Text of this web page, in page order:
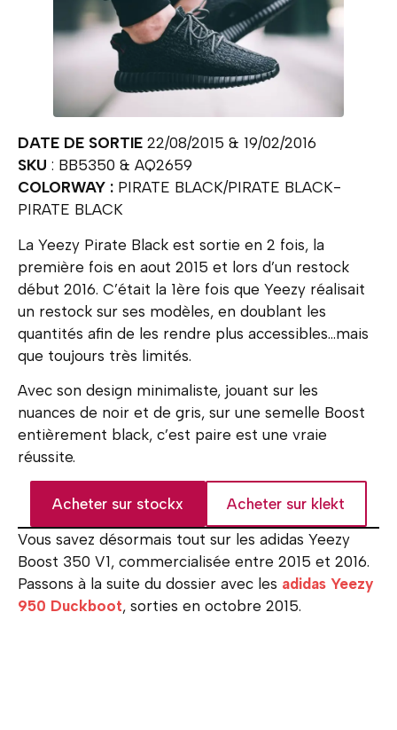
DATE DE SORTIE 22/08/2015 & 19/02/2016
SKU : BB5350 & AQ2659
COLORWAY : PIRATE BLACK/PIRATE BLACK-
PIRATE BLACK
La Yeezy Pirate Black est sortie en 2 fois, la
première fois en aout 2015 et lors d’un restock
début 2016. C’était la 1ère fois que Yeezy réalisait
un restock sur ses modèles, en doublant les
quantités afin de les rendre plus accessibles…mais
que toujours très limités.
Avec son design minimaliste, jouant sur les
nuances de noir et de gris, sur une semelle Boost
entièrement black, c’est paire est une vraie
réussite.
Acheter sur stockx Acheter sur klekt
Vous savez désormais tout sur les adidas Yeezy
Boost 350 V1, commercialisée entre 2015 et 2016.
Passons à la suite du dossier avec les adidas Yeezy
950 Duckboot, sorties en octobre 2015.